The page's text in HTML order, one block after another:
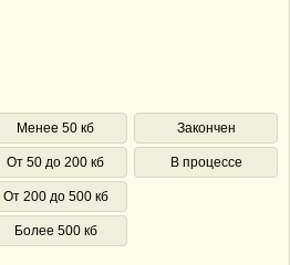
Менее 50 кб
От 50 до 200 кб
От 200 до 500 кб
Более 500 кб
Закончен
В процессе